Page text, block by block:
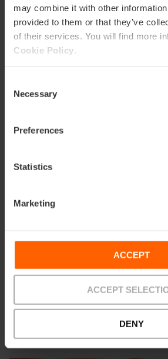
may combine it with other information
provided to them or that they’ve
of their services. You will find more
Cookie Policy
Selection
Necessary
Preferences
Statistics
Marketing
ACCEPT
ACCEPT
DENY
Billets sur tout le
Arts et des Sciences
4.8 - 288 avis
10% rabais VLC Tourist Card